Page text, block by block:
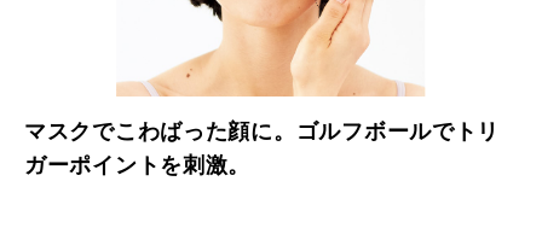
マスクでこわばった顔に。ゴルフボールでトリ
ガーポイントを刺激。